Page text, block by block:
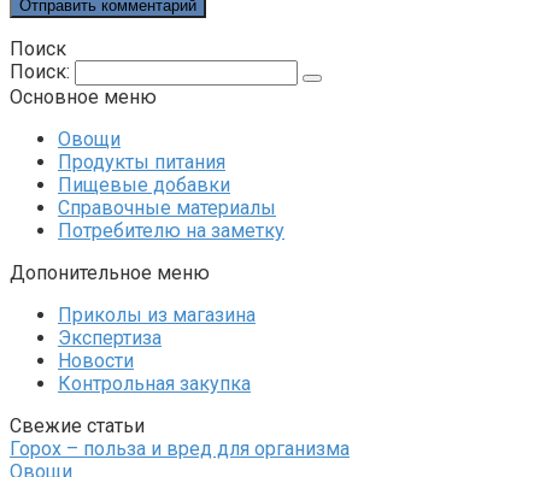
Поиск
Поиск:
Основное меню
Овощи
Продукты питания
Пищевые добавки
Справочные материалы
Потребителю на заметку
Допонительное меню
Приколы из магазина
Экспертиза
Новости
Контрольная закупка
Свежие статьи
Горох – польза и вред для организма
Овощи